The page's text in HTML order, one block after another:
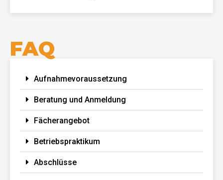
FAQ
Aufnahmevoraussetzung
Beratung und Anmeldung
Fächerangebot
Betriebspraktikum
Abschlüsse